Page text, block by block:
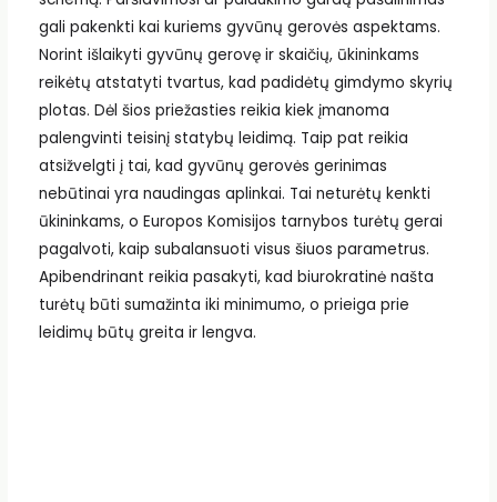
gali pakenkti kai kuriems gyvūnų gerovės aspektams.
Norint išlaikyti gyvūnų gerovę ir skaičių, ūkininkams
reikėtų atstatyti tvartus, kad padidėtų gimdymo skyrių
plotas. Dėl šios priežasties reikia kiek įmanoma
palengvinti teisinį statybų leidimą. Taip pat reikia
atsižvelgti į tai, kad gyvūnų gerovės gerinimas
nebūtinai yra naudingas aplinkai. Tai neturėtų kenkti
ūkininkams, o Europos Komisijos tarnybos turėtų gerai
pagalvoti, kaip subalansuoti visus šiuos parametrus.
Apibendrinant reikia pasakyti, kad biurokratinė našta
turėtų būti sumažinta iki minimumo, o prieiga prie
leidimų būtų greita ir lengva.